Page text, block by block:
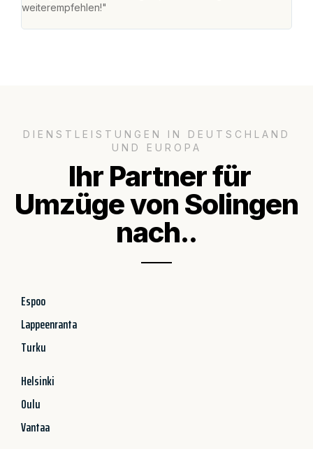
weiterempfehlen!"
DIENSTLEISTUNGEN IN DEUTSCHLAND
UND EUROPA
Ihr Partner für
Umzüge von Solingen
nach..
Espoo
Lappeenranta
Turku
Helsinki
Oulu
Vantaa